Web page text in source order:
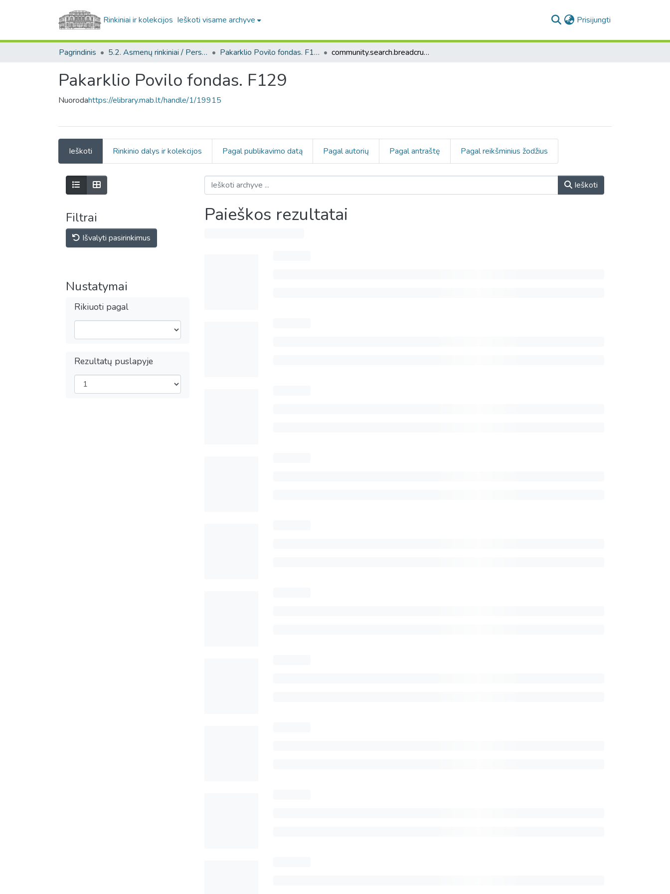
Rinkiniai ir kolekcijos Ieškoti visame archyve Prisijungti
Pagrindinis 5.2. Asmenų rinkiniai / Personal collections Pakarklio Povilo fondas. F129 community.search.breadcrumbs
Pakarklio Povilo fondas. F129
Nuorodahttps://elibrary.mab.lt/handle/1/19915
Ieškoti Rinkinio dalys ir kolekcijos Pagal publikavimo datą Pagal autorių Pagal antraštę Pagal reikšminius žodžius
Filtrai
Išvalyti pasirinkimus
Nustatymai
Rikiuoti pagal
Rezultatų puslapyje
Ieškoti
Paieškos rezultatai